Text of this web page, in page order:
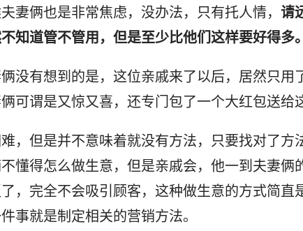
妻俩也是非常焦虑，没办法，只有托人情， 请
知道管不管用，但是至少比他们这样要好得多。
没有想到的是，这位亲戚来了以后，居然只
可谓是又惊又喜，还专门包了一个大红包送给
，但是并不意味着就没有方法，只要找对了方
懂得怎么做生意，但是亲戚会，他一到夫妻
，完全不会吸引顾客，这种做生意的方式简
事就是制定相关的营销方法。